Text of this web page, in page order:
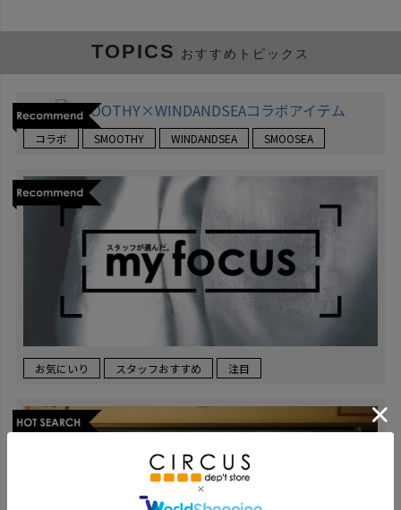
TOPICS おすすめトピックス
コラボ SMOOTHY WINDANDSEA SMOOSEA
お気にいり スタッフおすすめ 注目